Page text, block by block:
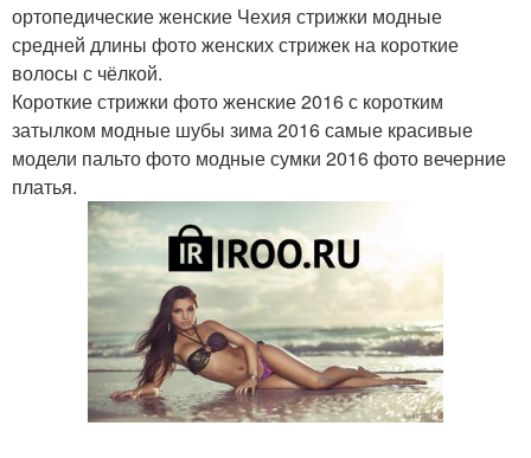
ортопедические женские Чехия стрижки модные
средней длины фото женских стрижек на короткие
волосы с чёлкой.
Короткие стрижки фото женские 2016 с коротким
затылком модные шубы зима 2016 самые красивые
модели пальто фото модные сумки 2016 фото вечерние
платья.